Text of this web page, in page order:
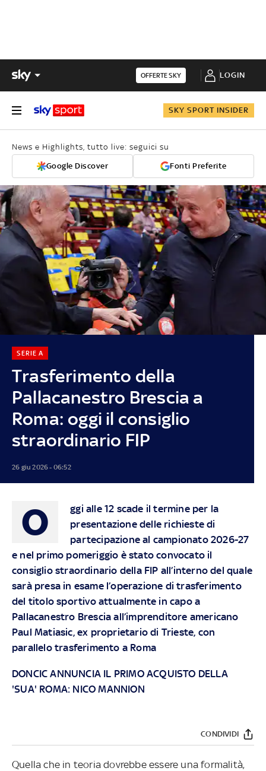
OFFERTE SKY LOGIN
SKY SPORT INSIDER
News e Highlights, tutto live: seguici su
Google Discover Fonti Preferite
Trasferimento della
Pallacanestro Brescia a
Roma: oggi il consiglio
straordinario FIP
SERIE A
26 giu 2026 - 06:52
O
ggi alle 12 scade il termine per la
presentazione delle richieste di
partecipazione al campionato 2026-27
e nel primo pomeriggio è stato convocato il
consiglio straordinario della FIP all’interno del quale
sarà presa in esame l’operazione di trasferimento
del titolo sportivo attualmente in capo a
Pallacanestro Brescia all’imprenditore americano
Paul Matiasic, ex proprietario di Trieste, con
parallelo trasferimento a Roma
DONCIC ANNUNCIA IL PRIMO ACQUISTO DELLA
'SUA' ROMA: NICO MANNION
CONDIVIDI
Quella che in teoria dovrebbe essere una formalità,